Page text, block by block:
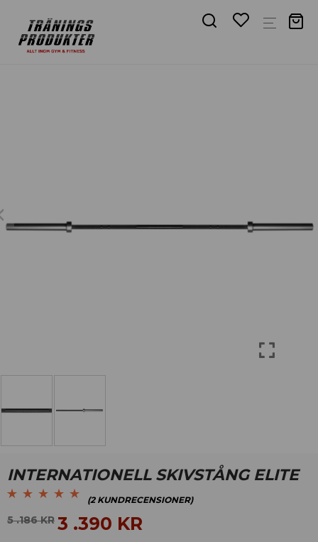
INTERNATIONELL SKIVSTÅNG ELITE
5 baserat på
(2KUNDRECENSIONER)
5 .186KR 3 .390 KR